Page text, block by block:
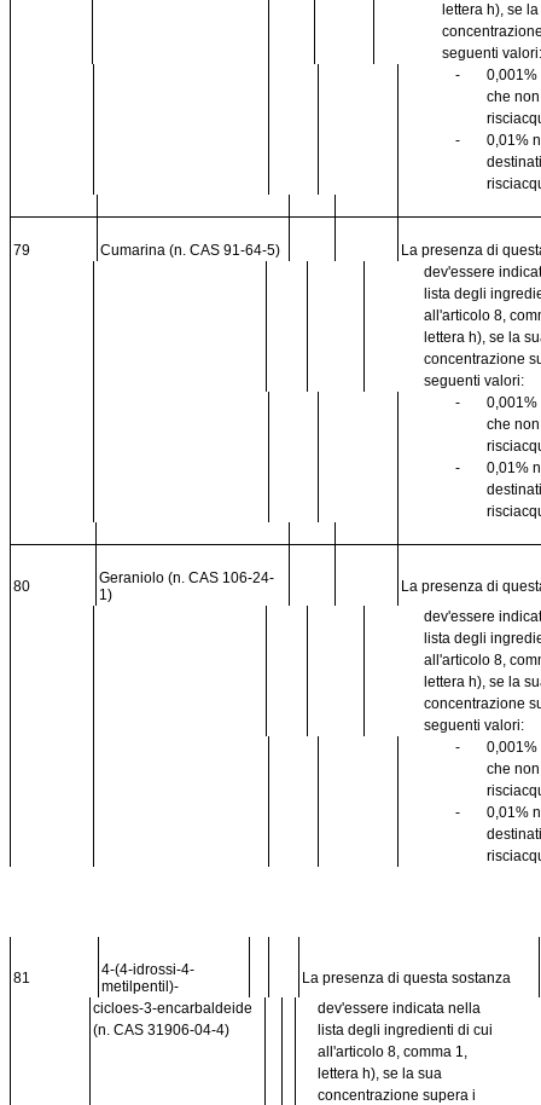
lettera h), se
seguenti
-
che
-
0,01%
79 Cumarina (n. CAS 91-64-5)
La presenza di
dev'essere
lista degli
all'articolo 8,
lettera h), se la
concentrazione
seguenti valori:
-
che
-
0,01%
80
Geraniolo (n. CAS 106-24-
1)
La presenza di
dev'essere
lista degli
all'articolo 8,
lettera h), se la
concentrazione
seguenti valori:
-
che
-
0,01%
81
4-(4-idrossi-4-
metilpentil)-
La presenza di questa sostanza
cicloes-3-encarbaldeide
dev'essere indicata nella
(n. CAS 31906-04-4)
lista degli ingredienti di cui
all'articolo 8, comma 1,
lettera h), se la sua
concentrazione supera i